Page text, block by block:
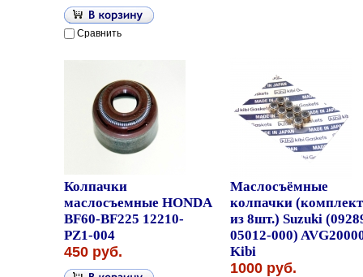
Сравнить
Колпачки
маслосъемные HONDA
BF60-BF225 12210-
PZ1-004
450 руб.
Маслосъёмные
колпачки (комплект
из 8шт.) Suzuki
05012-000)
Kibi
1000 руб.